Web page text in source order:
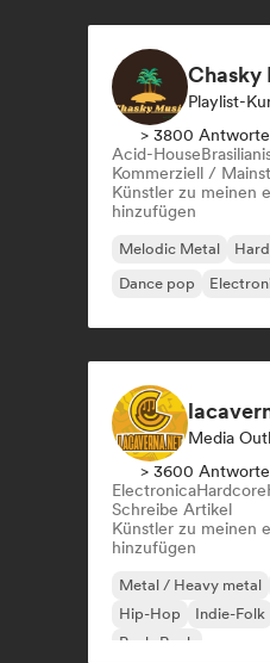
Chasky
Playlist-
> 3800
Acid-House
Kommerziell /
Künstler zu meinen
hinzufügen
Melodic Metal
Dance pop
Media
> 3600
ElectronicaHardcore
Schreibe Artikel
Künstler zu meinen
hinzufügen
Metal / Heavy metal
Hip-Hop
Indie-Folk
Punk-Rock